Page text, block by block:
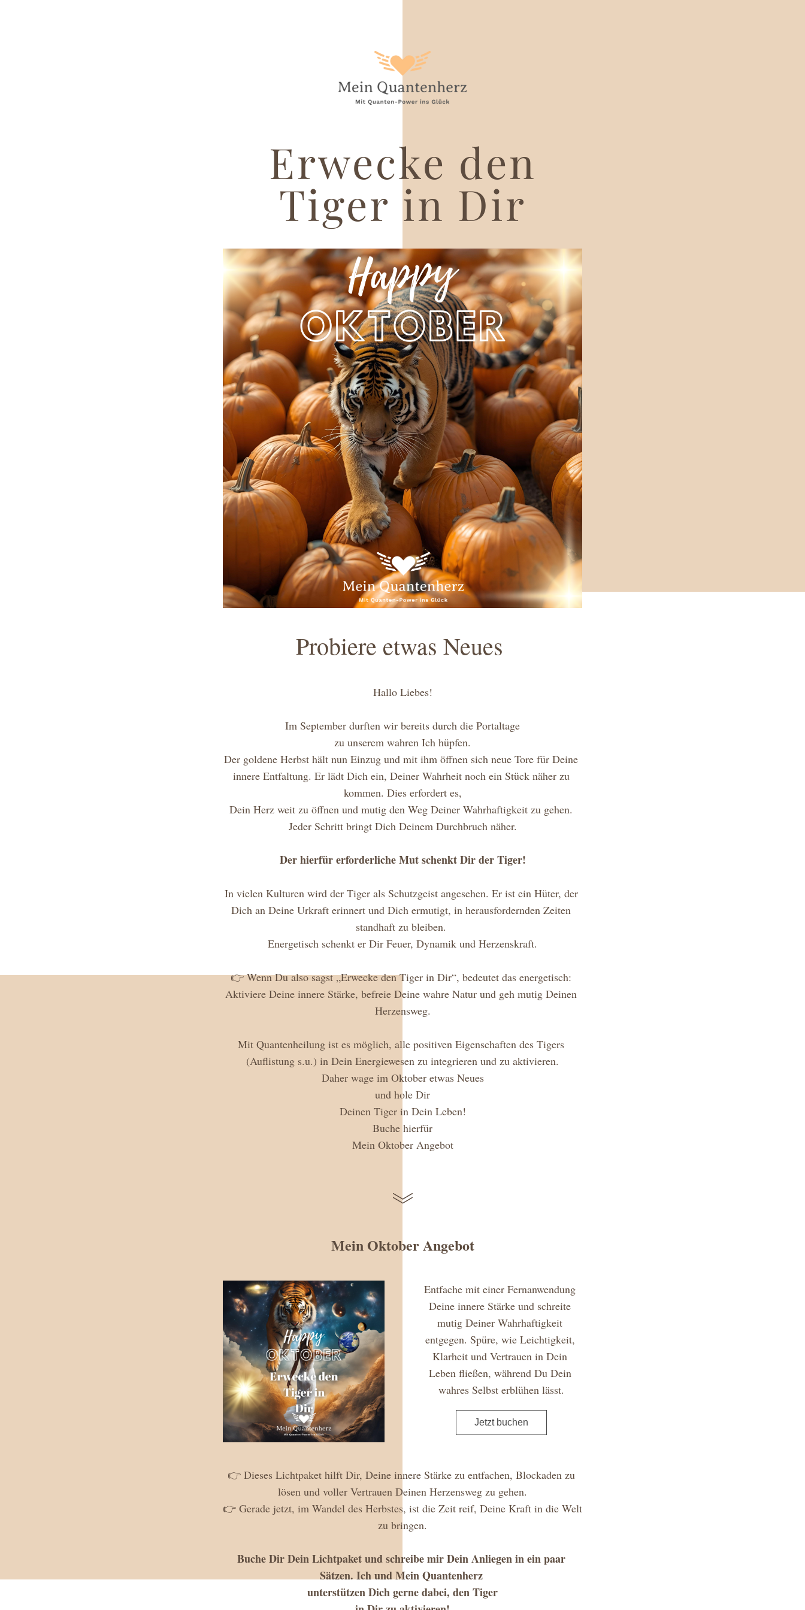
Erwecke den
Tiger in Dir
Probiere etwas Neues
Hallo Liebes!
Im September durften wir bereits durch die Portaltage
zu unserem wahren Ich hüpfen.
Der goldene Herbst hält nun Einzug und mit ihm öffnen sich neue Tore für Deine
innere Entfaltung. Er lädt Dich ein, Deiner Wahrheit noch ein Stück näher zu
kommen. Dies erfordert es,
Dein Herz weit zu öffnen und mutig den Weg Deiner Wahrhaftigkeit zu gehen.
Jeder Schritt bringt Dich Deinem Durchbruch näher.
Der hierfür erforderliche Mut schenkt Dir der Tiger!
In vielen Kulturen wird der Tiger als Schutzgeist angesehen. Er ist ein Hüter, der
Dich an Deine Urkraft erinnert und Dich ermutigt, in herausfordernden Zeiten
standhaft zu bleiben.
Energetisch schenkt er Dir Feuer, Dynamik und Herzenskraft.
👉 Wenn Du also sagst „Erwecke den Tiger in Dir“, bedeutet das energetisch:
Aktiviere Deine innere Stärke, befreie Deine wahre Natur und geh mutig Deinen
Herzensweg.
Mit Quantenheilung ist es möglich, alle positiven Eigenschaften des Tigers
(Auflistung s.u.) in Dein Energiewesen zu integrieren und zu aktivieren.
Daher wage im Oktober etwas Neues
und hole Dir
Deinen Tiger in Dein Leben!
Buche hierfür
Mein Oktober Angebot
Mein Oktober Angebot
Entfache mit einer Fernanwendung
Deine innere Stärke und schreite
mutig Deiner Wahrhaftigkeit
entgegen. Spüre, wie Leichtigkeit,
Klarheit und Vertrauen in Dein
Leben fließen, während Du Dein
wahres Selbst erblühen lässt.
Jetzt buchen
👉 Dieses Lichtpaket hilft Dir, Deine innere Stärke zu entfachen, Blockaden zu
lösen und voller Vertrauen Deinen Herzensweg zu gehen.
👉 Gerade jetzt, im Wandel des Herbstes, ist die Zeit reif, Deine Kraft in die Welt
zu bringen.
Buche Dir Dein Lichtpaket und schreibe mir Dein Anliegen in ein paar
Sätzen. Ich und Mein Quantenherz
unterstützen Dich gerne dabei, den Tiger